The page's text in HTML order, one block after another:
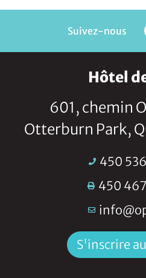
Suivez-nous
Hôtel
601, chemin
Otterburn Park,
450
450
S'inscrire